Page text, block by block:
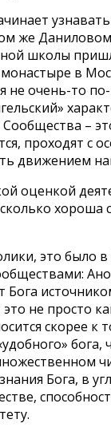
же
школы
в
не очень-то
–
проходят
движением
оценкой
это было
Бога
не просто
скорее к
Бога, в